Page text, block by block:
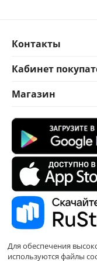
Контакты
Кабинет
Магазин
Для обеспечения
используются файлы